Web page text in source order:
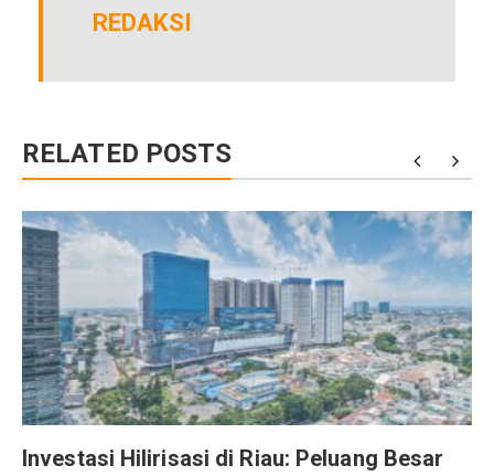
REDAKSI
RELATED POSTS
Investasi Hilirisasi di Riau: Peluang Besar